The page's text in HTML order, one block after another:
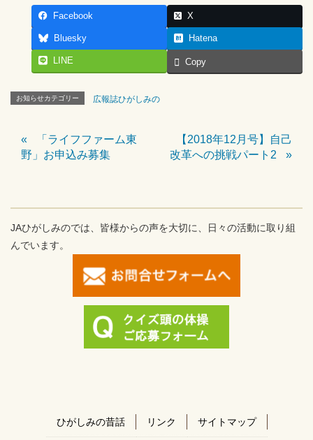
Facebook X
Bluesky Hatena
LINE Copy
お知らせカテゴリー 広報誌ひがしみの
「ライフファーム東
野」お申込み募集
【2018年12月号】自己
改革への挑戦パート2
JAひがしみのでは、皆様からの声を大切に、日々の活動に取り組
んでいます。
ひがしみの昔話 リンク サイトマップ